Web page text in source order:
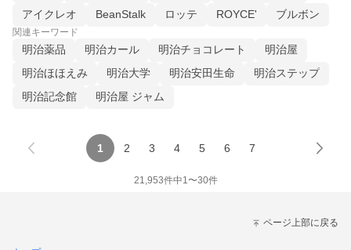
アイクレオ
BeanStalk ロッテ ROYCE' ブルボン
関連キーワード
明治薬品 明治カール 明治チョコレート
明治屋
明治ほほえみ
明治大学 明治安田生命
明治ステップ
明治記念館
明治屋 ジャム
1 2 3 4 5 6 7
21,953件中1〜30件
ページ上部に戻る